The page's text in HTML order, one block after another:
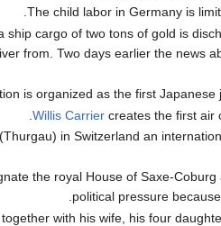
ship cargo of two tons of gold is
from. Two days earlier the news
is organized as the first Japanese
Willis Carriercreates the first air
(Thurgau) in Switzerland an
the royal House of Saxe-
political pressure
together with his wife, his four